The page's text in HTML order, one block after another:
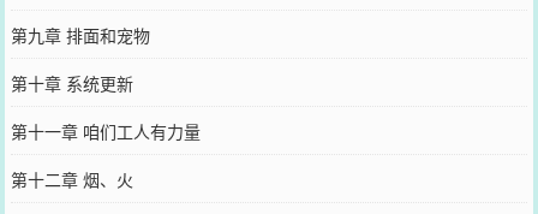
第九章 排面和宠物
第十章 系统更新
第十一章 咱们工人有力量
第十二章 烟、火